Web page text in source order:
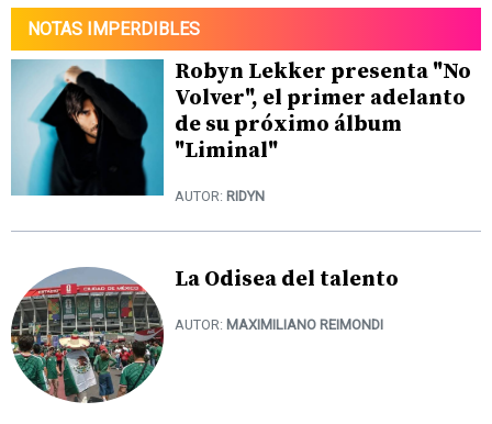
NOTAS IMPERDIBLES
Robyn Lekker presenta "No
Volver", el primer adelanto
de su próximo álbum
"Liminal"
AUTOR: RIDYN
La Odisea del talento
AUTOR: MAXIMILIANO REIMONDI